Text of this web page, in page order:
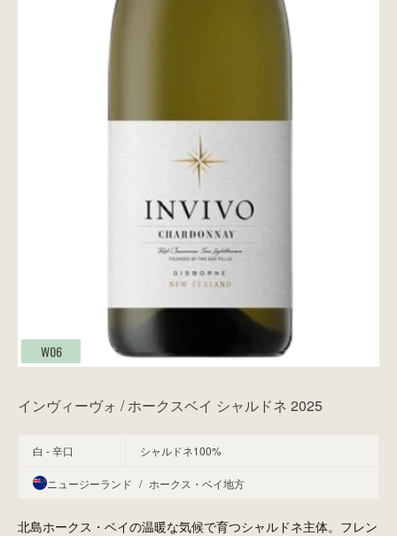
W06
インヴィーヴォ / ホークスベイ シャルドネ 2025
白 - 辛口 シャルドネ100%
ニュージーランド / ホークス・ベイ地方
北島ホークス・ベイの温暖な気候で育つシャルドネ主体。フレン